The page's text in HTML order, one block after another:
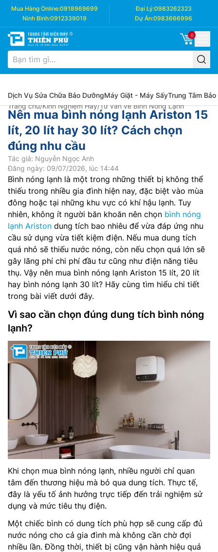
Mua Hàng Online:0918969699 Đại Lý:0983262323
Ninh Bình:0912339019 Dự Án:0983666996
0
Dịch Vụ Sửa Chữa Bảo DưỡngMáy Giặt - Máy SấyTrung Tâm Bảo
Trang chủ/Kinh Nghiệm Hay/Tư vấn về Bình Nóng Lạnh
Nên mua bình nóng lạnh Ariston 15
lít, 20 lít hay 30 lít? Cách chọn
đúng nhu cầu
Tác giả: Nguyễn Ngọc Anh
Đăng ngày: 09/07/2026, lúc 14:44
Bình nóng lạnh là một trong những thiết bị không thể
thiếu trong nhiều gia đình hiện nay, đặc biệt vào mùa
đông hoặc tại những khu vực có khí hậu lạnh. Tuy
nhiên, không ít người băn khoăn nên chọn bình nóng
lạnh Ariston dung tích bao nhiêu để vừa đáp ứng nhu
cầu sử dụng vừa tiết kiệm điện. Nếu mua dung tích
quá nhỏ sẽ thiếu nước nóng, còn nếu chọn quá lớn sẽ
gây lãng phí chi phí đầu tư cũng như điện năng tiêu
thụ. Vậy nên mua bình nóng lạnh Ariston 15 lít, 20 lít
hay bình nóng lạnh 30 lít? Hãy cùng tìm hiểu chi tiết
trong bài viết dưới đây.
Vì sao cần chọn đúng dung tích bình nóng
lạnh?
Khi chọn mua bình nóng lạnh, nhiều người chỉ quan
tâm đến thương hiệu mà bỏ qua dung tích. Thực tế,
đây là yếu tố ảnh hưởng trực tiếp đến trải nghiệm sử
dụng và mức tiêu thụ điện.
Một chiếc bình có dung tích phù hợp sẽ cung cấp đủ
nước nóng cho cả gia đình mà không cần chờ đợi
nhiều lần. Đồng thời, thiết bị cũng vận hành hiệu quả